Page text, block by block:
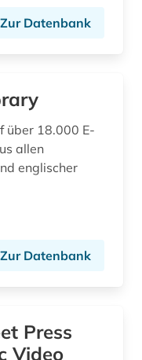
Zur Datenbank
über 18.000 E-
allen
englischer
Zur Datenbank
Press
Video